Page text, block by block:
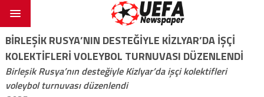
BIRLEŞIK RUSYA’NIN DESTEĞIYLE KIZLYAR’DA IŞÇI
KOLEKTIFLERI VOLEYBOL TURNUVASI DÜZENLENDI
Birleşik Rusya’nın desteğiyle Kizlyar’da işçi kolektifleri
voleybol turnuvası düzenlendi